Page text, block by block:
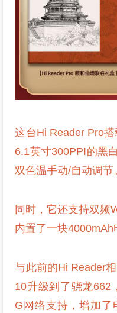
这台Hi Reader Pro
6.1英寸300PPI的黑
双色温手动/自动调节
同时，它还支持双频
内置了一块4000mAh
与此前的Hi Reader
10升级到了骁龙662
G网络支持，增加了